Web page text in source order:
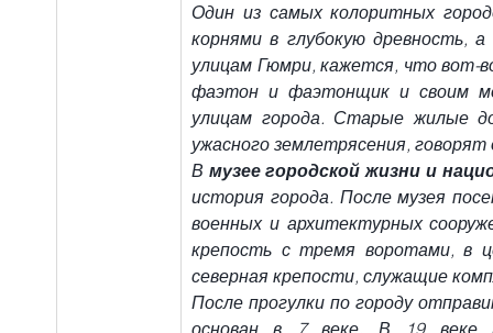
Один из самых колоритных
корнями в глубокую древность,
улицам Гюмри, кажется, что вот-
фаэтон и фаэтонщик и своим
улицам города. Старые жилые
ужасного землетрясения,
В музее городской жизни и
история города. После музея
военных и архитектурных
крепость с тремя воротами, в
северная крепости, служащие
После прогулки по городу
основан в 7 веке. В 19 веке